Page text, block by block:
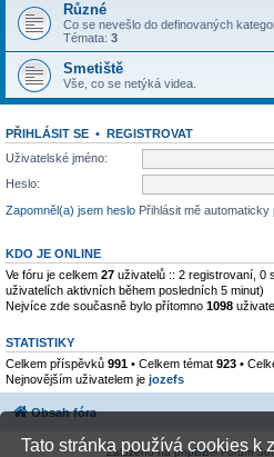
Tato stránka používá cookies k
Různé
Co se nevešlo do definovaných
Témata: 3
Smetiště
Vše, co se netýká videa.
PŘIHLÁSIT SE • REGISTROVAT
Uživatelské jméno:
Heslo:
Zapomněl(a) jsem heslo Přihlásit mě
KDO JE ONLINE
Ve fóru je celkem 27 uživatelů :: 2 registrovaní, 0
uživatelích aktivních během posledních 5 minut)
Nejvíce zde současně bylo přítomno 1098
STATISTIKY
Celkem příspěvků 991 • Celkem témat 923 •
Nejnovějším uživatelem je jozefs
Obsah fóra
Založeno naphpBB® Forum